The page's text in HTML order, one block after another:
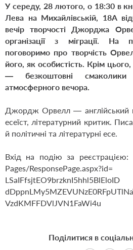
У середу, 28 лютого, о 18:30 в
Лева на Михайлівській, 18А
вечір творчості Джорджа
організації з
міграції. На
поговоримо про творчість
його, як особистість. Крім цього,
— безкоштовні
атмосферного вечора.
Джордж Орвелл — англійський
есеїст, літературний критик.
й політичні та літературні есе.
Вхід на подію за реєстрацією:
Pages/ResponsePage.aspx?id=
LSaIFfsjtEO9brzknI5hhl5BlEloID
VzdKMFFDVlJVN1FaWi4u
Поділитися в